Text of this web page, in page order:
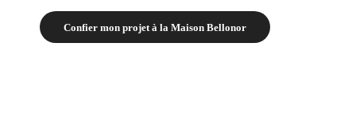
Confier mon projet à la Maison Bellonor